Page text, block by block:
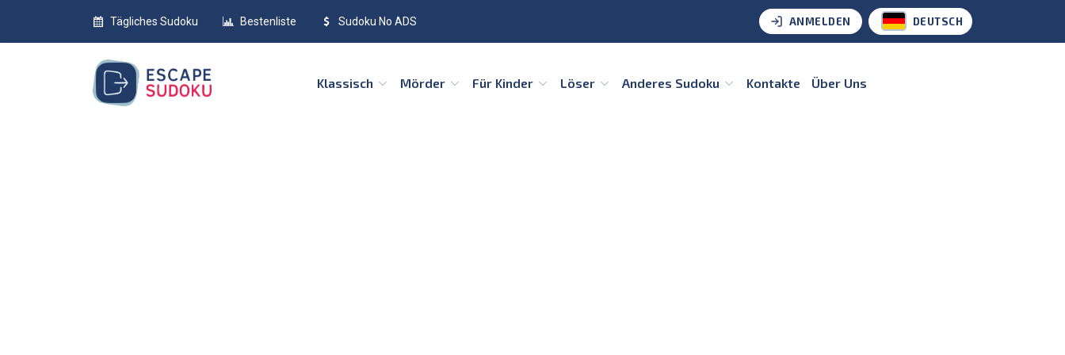
Tägliches Sudoku Bestenliste Sudoku No ADS ANMELDEN DEUTSCH
Klassisch Mörder Für Kinder Löser Anderes Sudoku Kontakte Über Uns